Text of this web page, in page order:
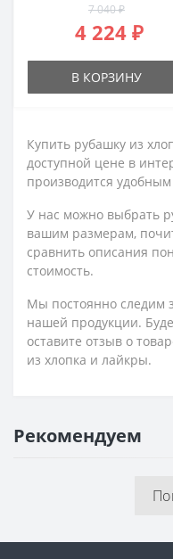
7 040 ₽
4 224 ₽
В КОРЗИНУ
Купить рубашку из
доступной цене в
производится
У нас можно выбрать
вашим размерам,
сравнить описания
стоимость.
Мы постоянно следим
нашей продукции.
оставите отзыв о
из хлопка и лайкры.
Рекомендуем